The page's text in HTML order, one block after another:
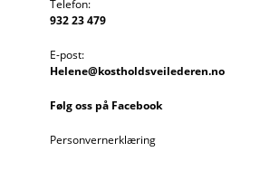
Telefon:
932 23 479
E-post:
Helene@kostholdsveilederen.no
Følg oss på Facebook
Personvernerklæring